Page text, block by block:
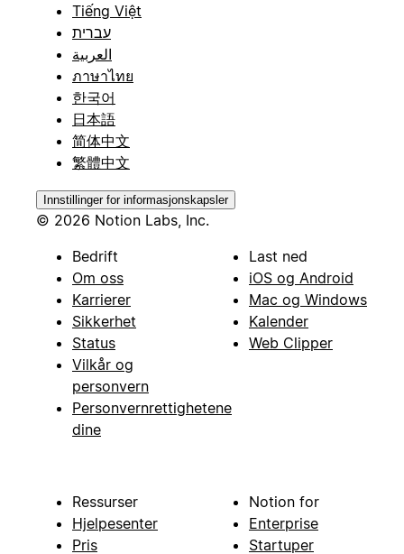
Tiếng Việt
עברית
العربية
ภาษาไทย
한국어
日本語
简体中文
繁體中文
Innstillinger for informasjonskapsler
© 2026 Notion Labs, Inc.
Bedrift
Om oss
Karrierer
Sikkerhet
Status
Vilkår og
personvern
Personvernrettighetene
dine
Last ned
iOS og Android
Mac og Windows
Kalender
Web Clipper
Ressurser
Hjelpesenter
Pris
Notion for
Enterprise
Startuper